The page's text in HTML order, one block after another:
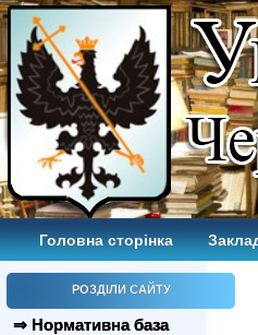
Головна сторінка
РОЗДІЛИ САЙТУ
⇒ Нормативна база